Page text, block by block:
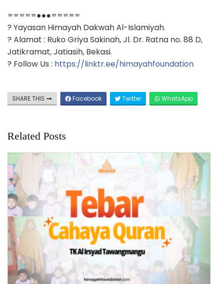
=====●●●=====
? Yayasan Himayah Dakwah Al-Islamiyah.
? Alamat : Ruko Griya Sakinah, Jl. Dr. Ratna no. 88 D,
Jatikramat, Jatiasih, Bekasi.
? Follow Us : https://linktr.ee/himayahfoundation
SHARE THIS Facebook Twitter WhatsApp
Related Posts